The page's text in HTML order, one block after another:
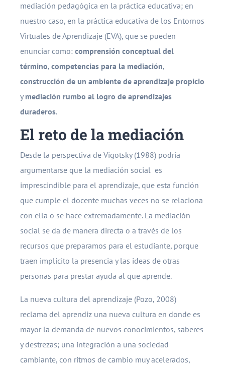
mediación pedagógica en la práctica educativa; en
nuestro caso, en la práctica educativa de los Entornos
Virtuales de Aprendizaje (EVA), que se pueden
enunciar como:comprensión conceptual del
término,competencias para la mediación,
construcción de un ambiente de aprendizaje propicio
y mediación rumbo al logro de aprendizajes
duraderos.
El reto de la mediación
Desde la perspectiva de Vigotsky (1988) podría
argumentarse que la mediación social es
imprescindible para el aprendizaje, que esta función
que cumple el docente muchas veces no se relaciona
con ella o se hace extremadamente. La mediación
social se da de manera directa o a través de los
recursos que preparamos para el estudiante, porque
traen implícito la presencia y las ideas de otras
personas para prestar ayuda al que aprende.
La nueva cultura del aprendizaje (Pozo, 2008)
reclama del aprendiz una nueva cultura en donde es
mayor la demanda de nuevos conocimientos, saberes
y destrezas; una integración a una sociedad
cambiante, con ritmos de cambio muy acelerados,